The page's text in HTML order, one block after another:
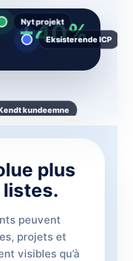
+40%
plus
listes.
peuvent
projets et
visibles qu’à